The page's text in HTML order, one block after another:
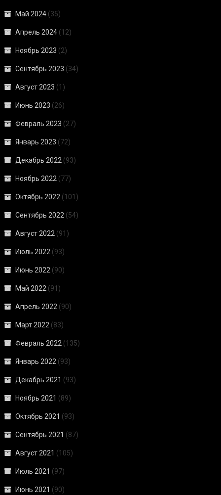
Май 2024 (35)
Апрель 2024 (12)
Ноябрь 2023 (2)
Сентябрь 2023 (34)
Август 2023 (1)
Июнь 2023 (26)
Февраль 2023 (27)
Январь 2023 (72)
Декабрь 2022 (93)
Ноябрь 2022 (77)
Октябрь 2022 (101)
Сентябрь 2022 (54)
Август 2022 (91)
Июль 2022 (93)
Июнь 2022 (90)
Май 2022 (91)
Апрель 2022 (90)
Март 2022 (83)
Февраль 2022 (135)
Январь 2022 (93)
Декабрь 2021 (93)
Ноябрь 2021 (89)
Октябрь 2021 (93)
Сентябрь 2021 (87)
Август 2021 (105)
Июль 2021 (97)
Июнь 2021 (90)